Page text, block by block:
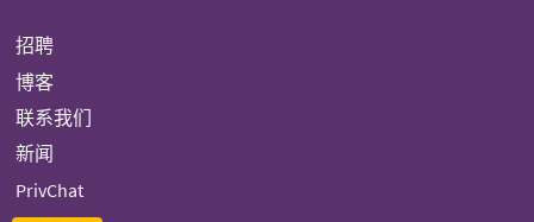
招聘
博客
联系我们
新闻
PrivChat